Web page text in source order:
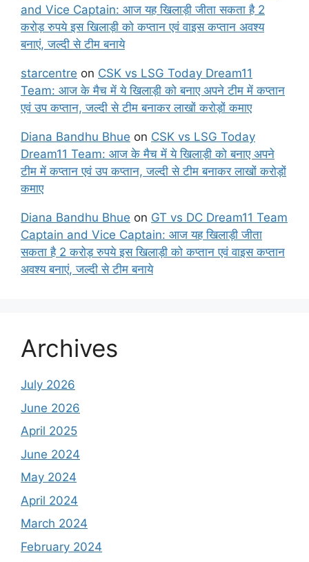
and Vice Captain: आज यह खिलाड़ी जीता सकता है 2
करोड़ रुपये इस खिलाड़ी को कप्तान एवं वाइस कप्तान अवश्य
बनाएं, जल्दी से टीम बनाये
starcentre on CSK vs LSG Today Dream11
Team: आज के मैच में ये खिलाड़ी को बनाए अपने टीम में कप्तान
एवं उप कप्तान, जल्दी से टीम बनाकर लाखों करोड़ों कमाए
Diana Bandhu Bhue on CSK vs LSG Today
Dream11 Team: आज के मैच में ये खिलाड़ी को बनाए अपने
टीम में कप्तान एवं उप कप्तान, जल्दी से टीम बनाकर लाखों करोड़ों
कमाए
Diana Bandhu Bhue on GT vs DC Dream11 Team
Captain and Vice Captain: आज यह खिलाड़ी जीता
सकता है 2 करोड़ रुपये इस खिलाड़ी को कप्तान एवं वाइस कप्तान
अवश्य बनाएं, जल्दी से टीम बनाये
Archives
July 2026
June 2026
April 2025
June 2024
May 2024
April 2024
March 2024
February 2024